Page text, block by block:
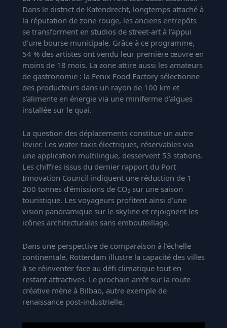
Dans le district de Katendrecht, longtemps attaché à
la réputation de zone rouge, les anciens entrepôts
se transforment en studios de street-art à l’appui
d’une bourse municipale. Grâce à ce programme,
54 % des artistes ont vendu leur première œuvre en
moins de 18 mois. La zone attire aussi les amateurs
de gastronomie : la Fenix Food Factory sélectionne
des producteurs dans un rayon de 100 km et
s’alimente en énergie via une miniferme d’algues
installée sur le quai.
La question des déplacements constitue un autre
levier. Les water-taxis électriques, réservables via
une application multilingue, desservent 53 stations.
Les chiffres issus du dernier rapport du Port
Innovation Council indiquent une réduction de 1
200 tonnes d’émissions de CO₂ sur une saison
touristique. Les voyageurs profitent ainsi d’une
vision panoramique sur le skyline et rejoignent les
icônes architecturales sans embouteillage.
Dans une perspective de comparaison à l’échelle
continentale, Rotterdam illustre la capacité des villes
à se réinventer face au défi climatique tout en
restant attractives. Le prochain arrêt sur la route
créative mène à Bilbao, autre exemple de
renaissance post-industrielle.